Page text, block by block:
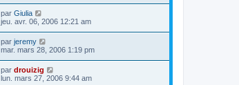
par Giulia
jeu. avr. 06, 2006 12:21 am
par jeremy
mar. mars 28, 2006 1:19 pm
par drouizig
lun. mars 27, 2006 9:44 am